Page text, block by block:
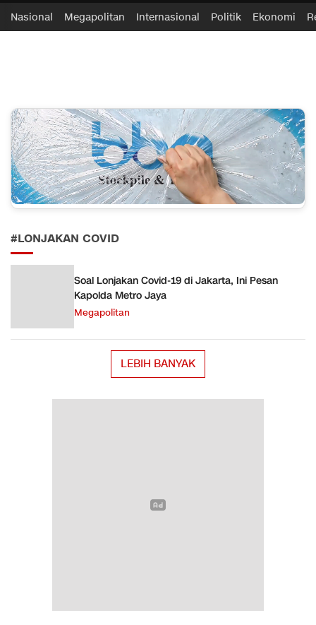
ifakta.co
#pastibenar
Nasional Megapolitan Internasional Politik Ekonomi
#LONJAKAN COVID
Soal Lonjakan Covid-19 di Jakarta, Ini Pesan
Kapolda Metro Jaya
Megapolitan
LEBIH BANYAK